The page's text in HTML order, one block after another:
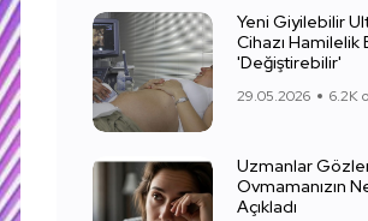
Yeni Giyilebilir
Cihazı Hamilelik
'Değiştirebilir'
29.05.2026 6.2K
Uzmanlar
Ovmamanızın
Açıkladı